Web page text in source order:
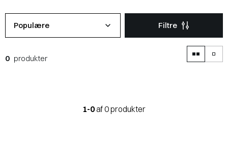
Populære Filtre
0 produkter
1-0af 0 produkter